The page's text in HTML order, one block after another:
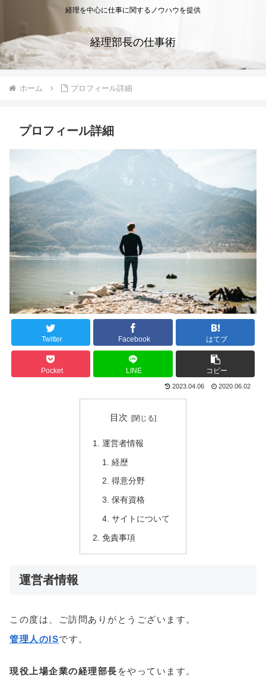
経理を中心に仕事に関するノウハウを提供
経理部長の仕事術
ホーム プロフィール詳細
プロフィール詳細
Twitter Facebook はてブ
Pocket LINE コピー
2023.04.06 2020.06.02
目次
運営者情報
経歴
得意分野
保有資格
サイトについて
免責事項
運営者情報
この度は、ご訪問ありがとうございます。
管理人のISです。
現役上場企業の経理部長 をやっています。